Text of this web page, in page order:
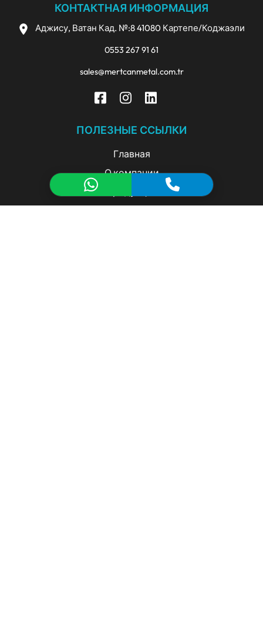
КОНТАКТНАЯ ИНФОРМАЦИЯ
Аджису, Ватан Кад. №:8 41080 Картепе/Коджаэли
0553 267 91 61
sales@mertcanmetal.com.tr
ПОЛЕЗНЫЕ ССЫЛКИ
Главная
О компании